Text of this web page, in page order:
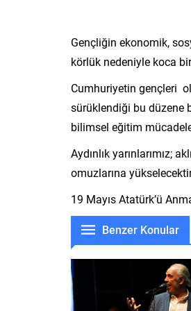
Gençliğin ekonomik,
körlük nedeniyle koca
Cumhuriyetin gençleri
sürüklendiği bu düzene
bilimsel eğitim
Aydınlık yarınlarımız;
omuzlarına
19 Mayıs Atatürk’ü
Benzer Konular